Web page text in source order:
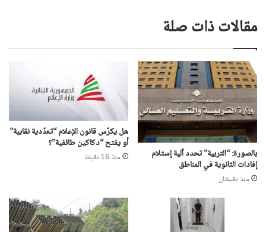
مقالات ذات صلة
بالصورة: “التربية” تحدد آلية إستلام
إفادات الثانوية في المناطق
منذ دقيقتان
هل يكرّس قانون الإعلام “تعدّدية نقابية”
أو يفتح “دكاكين طائفية”؟
منذ 16 دقيقة